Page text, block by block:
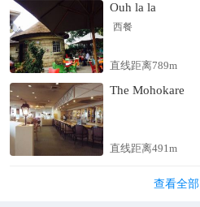
Ouh la la
西餐
直线距离789m
The Mohokare
直线距离491m
查看全部